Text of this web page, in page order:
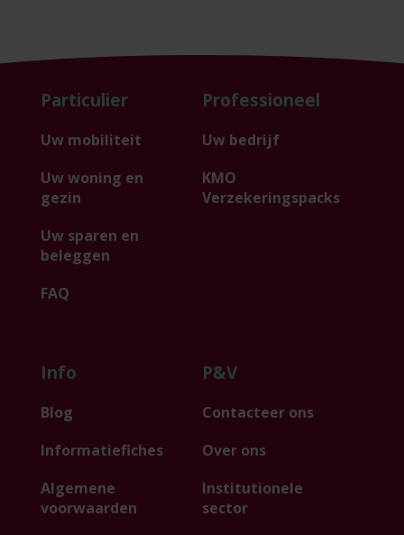
Particulier
Uw mobiliteit
Uw woning en
gezin
Uw sparen en
beleggen
FAQ
Professioneel
Uw bedrijf
KMO
Verzekeringspacks
Info
Blog
Informatiefiches
Algemene
voorwaarden
P&V
Contacteer ons
Over ons
Institutionele
sector